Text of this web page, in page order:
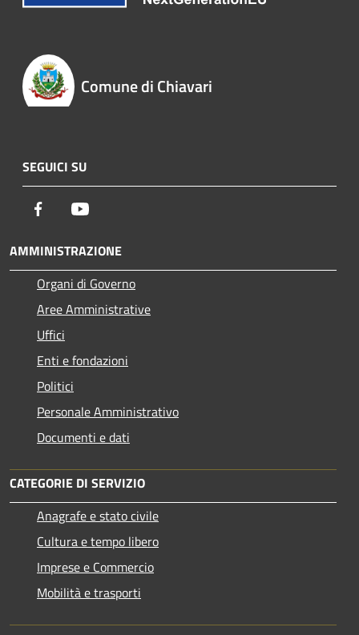
Comune di Chiavari
SEGUICI SU
Facebook
AMMINISTRAZIONE
Organi di Governo
Aree Amministrative
Uffici
Enti e fondazioni
Politici
Personale Amministrativo
Documenti e dati
CATEGORIE DI SERVIZIO
Anagrafe e stato civile
Cultura e tempo libero
Imprese e Commercio
Mobilità e trasporti